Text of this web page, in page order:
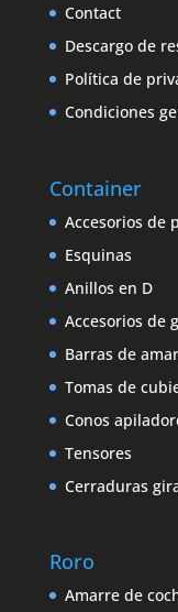
Contact
Descargo de
Política de
Condiciones
Container
Accesorios de
Esquinas
Anillos en D
Accesorios de
Barras de
Tomas de
Conos
Tensores
Cerraduras
Roro
Amarre de